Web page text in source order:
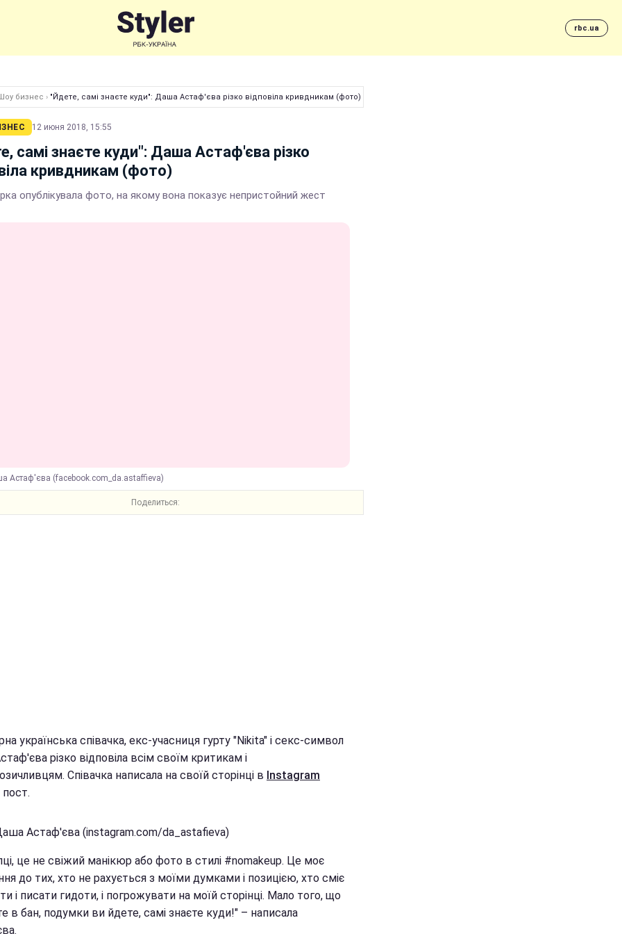
rbc.ua
бизнес › "Йдете, самі знаєте куди": Даша Астаф'єва різко відповіла кривдникам (фото)
12 июня 2018, 15:55
самі знаєте куди": Даша Астаф'єва різко
кривдникам (фото)
опублікувала фото, на якому вона показує непристойний жест
Астаф'єва (facebook.com_da.astaffieva)
Поделиться:
українська співачка, екс-учасниця гурту "Nikita" і секс-символ
різко відповіла всім своїм критикам і
Співачка написала на своїй сторінці в Іnstagram
пост.
Астаф'єва (instagram.com/da_astafieva)
це не свіжий манікюр або фото в стилі #nomakeup. Це моє
до тих, хто не рахується з моїми думками і позицією, хто сміє
і писати гидоти, і погрожувати на моїй сторінці. Мало того, що
в бан, подумки ви йдете, самі знаєте куди!" – написала